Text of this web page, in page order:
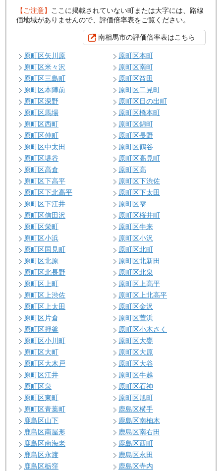
【ご注意】 ここに掲載されていない町または大字には、路線
価地域がありませんので、評価倍率表をご覧ください。
南相馬市の評価倍率表はこちら
原町区矢川原
原町区本町
原町区米々沢
原町区南町
原町区三島町
原町区益田
原町区本陣前
原町区二見町
原町区深野
原町区日の出町
原町区馬場
原町区橋本町
原町区西町
原町区錦町
原町区仲町
原町区長野
原町区中太田
原町区鶴谷
原町区堤谷
原町区高見町
原町区高倉
原町区高
原町区下高平
原町区下渋佐
原町区下北高平
原町区下太田
原町区下江井
原町区雫
原町区信田沢
原町区桜井町
原町区栄町
原町区牛来
原町区小浜
原町区小沢
原町区国見町
原町区北町
原町区北原
原町区北新田
原町区北長野
原町区北泉
原町区上町
原町区上高平
原町区上渋佐
原町区上北高平
原町区上太田
原町区金沢
原町区片倉
原町区萱浜
原町区押釜
原町区小木さく
原町区小川町
原町区大甕
原町区大町
原町区大原
原町区大木戸
原町区大谷
原町区江井
原町区牛越
原町区泉
原町区石神
原町区東町
原町区旭町
原町区青葉町
鹿島区横手
鹿島区山下
鹿島区南柚木
鹿島区南屋形
鹿島区南右田
鹿島区南海老
鹿島区西町
鹿島区永渡
鹿島区永田
鹿島区栃窪
鹿島区寺内